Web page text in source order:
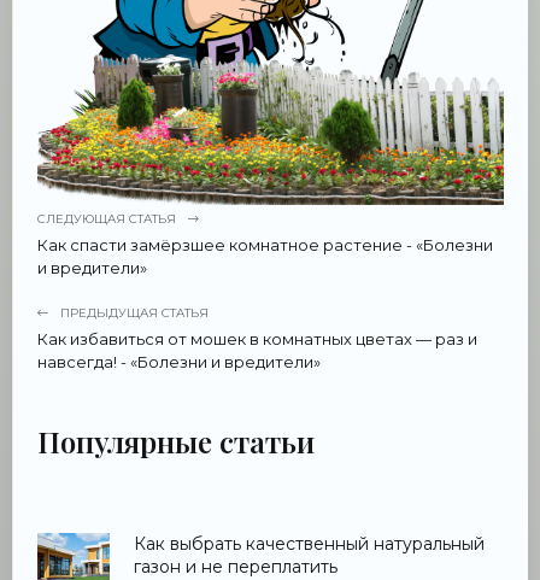
СЛЕДУЮЩАЯ СТАТЬЯ
Как спасти замёрзшее комнатное растение - «Болезни
и вредители»
ПРЕДЫДУЩАЯ СТАТЬЯ
Как избавиться от мошек в комнатных цветах — раз и
навсегда! - «Болезни и вредители»
Популярные статьи
Как выбрать качественный натуральный
газон и не переплатить